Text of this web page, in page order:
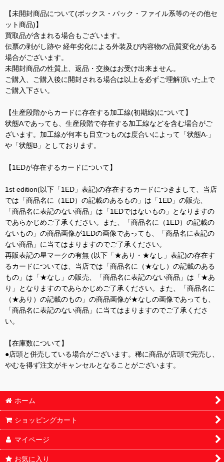
【未開封商品について(ボックス・パック・ファイル系等のその他セ
ット商品)】
買取品が含まれる場合もございます。
伝票の剥がし跡や 経年劣化による外装及び内容物の品質変化がある
場合がございます。
未開封商品の性質上、返品・交換はお受け出来ません。
ご購入、ご購入後に開封される場合は以上を必ずご理解頂いた上で
ご購入下さい。
【生産段階からカードに存在する加工線(初期線)について】
状態Aであっても、生産段階で存在する加工線などを含む場合がご
ざいます。加工線が何本も目立つものは度合いによって「状態A-」
や「状態B」としております。
【1EDが存在するカードについて】
1st edition(以下「1ED」表記)の存在するカードにつきまして、当店
では「商品名に（1ED）の記載のあるもの」は「1ED」の販売、
「商品名に表記のない商品」は「1EDではないもの」となりますの
であらかじめご了承ください。また、「商品名に（1ED）の記載の
ないもの」の商品画像が1EDの画像であっても、「商品名に表記の
ない商品」に当てはまりますのでご了承ください。
再販表記の星マークの有無 (以下「★あり・★なし」表記)の存在す
るカードについては、当店では「商品名に（★なし）の記載のある
もの」は「★なし」の販売、「商品名に表記のない商品」は「★あ
り」となりますのであらかじめご了承ください。また、「商品名に
（★あり）の記載のもの」の商品画像が★なしの画像であっても、
「商品名に表記のない商品」に当てはまりますのでご了承くださ
い。
【在庫数について】
●店頭と併売している場合がございます。稀に商品が店頭で完売し、
やむを得ず注文がキャンセルとなることがございます。
ホーム
ショッピングカート
マイページ
お気に入り